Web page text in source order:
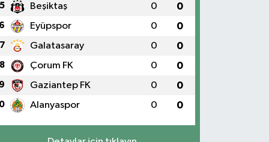
5 Beşiktaş 0 0
6 Eyüpspor 0 0
7 Galatasaray 0 0
8 Çorum FK 0 0
9 Gaziantep FK 0 0
Alanyaspor 0 0